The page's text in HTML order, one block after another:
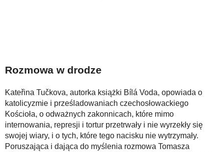
Stop samotności
Z internetem za pan brat
Bezpiecznie i w zgodzie z prawem
Rozmowa w drodze
Kateřina Tučkova, autorka książki Bílá Voda, opowiada o
katolicyzmie i prześladowaniach czechosłowackiego
Kościoła, o odważnych zakonnicach, które mimo
internowania, represji i tortur przetrwały i nie wyrzekły się
swojej wiary, i o tych, które tego nacisku nie wytrzymały.
Poruszająca i dająca do myślenia rozmowa Tomasza